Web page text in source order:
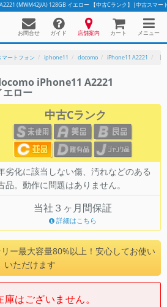
(MWM42J/A) 128GB イエロー 【中古Cランク】|中古スマー
お問合せ ガイド 店舗案内 カート メニュー
マートフォン iphone11 docomo iPhone11 A2221 【
iPhone11 A2221
ロー
中古Cランク
劣化に該当しない傷、汚れなどのある
品。動作に問題はありません。
当社３ヶ月間保証
詳細はこちら
ー最大容量80%以上！安心してお使い
いただけます
はございません。
ン検索に切り替える
MacBook
。